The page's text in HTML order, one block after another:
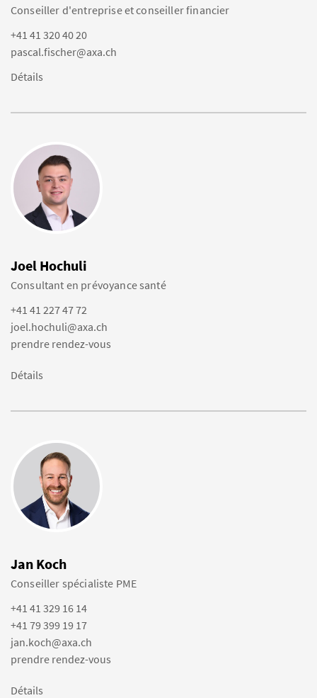
Conseiller d'entreprise et conseiller financier
+41 41 320 40 20
pascal.fischer@axa.ch
Détails
Joel Hochuli
Consultant en prévoyance santé
+41 41 227 47 72
joel.hochuli@axa.ch
prendre rendez-vous
Détails
Jan Koch
Conseiller spécialiste PME
+41 41 329 16 14
+41 79 399 19 17
jan.koch@axa.ch
prendre rendez-vous
Détails